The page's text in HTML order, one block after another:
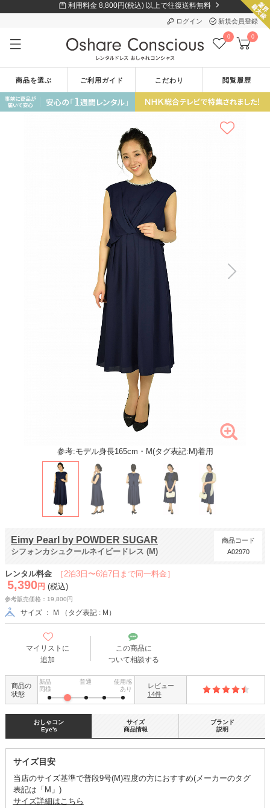
利用料金 8,800円(税込) 以上で往復送料無料
ログイン 新規会員登録
0 0
商品を選ぶ ご利用ガイド こだわり 閲覧履歴
参考:モデル身長165cm・M(タグ表記:M)着用
Eimy Pearl by POWDER SUGAR
シフォンカシュクールネイビードレス (M)
商品コード
A02970
［2泊3日〜6泊7日まで同一料金］
レンタル料金
5,390 円 (税込)
参考販売価格：19,800円
サイズ ： M （タグ表記 : M）
マイリストに
追加
この商品に
ついて相談する
商品の
状態
新品
同様
普通
使用感
あり
レビュー
14件
おしゃコン
Eye's
サイズ目安
当店のサイズ基準で普段9号(M)程度の方におすすめ(メーカーのタグ
表記は「M」)
サイズ詳細はこちら
サイズ
商品情報
ブランド
説明